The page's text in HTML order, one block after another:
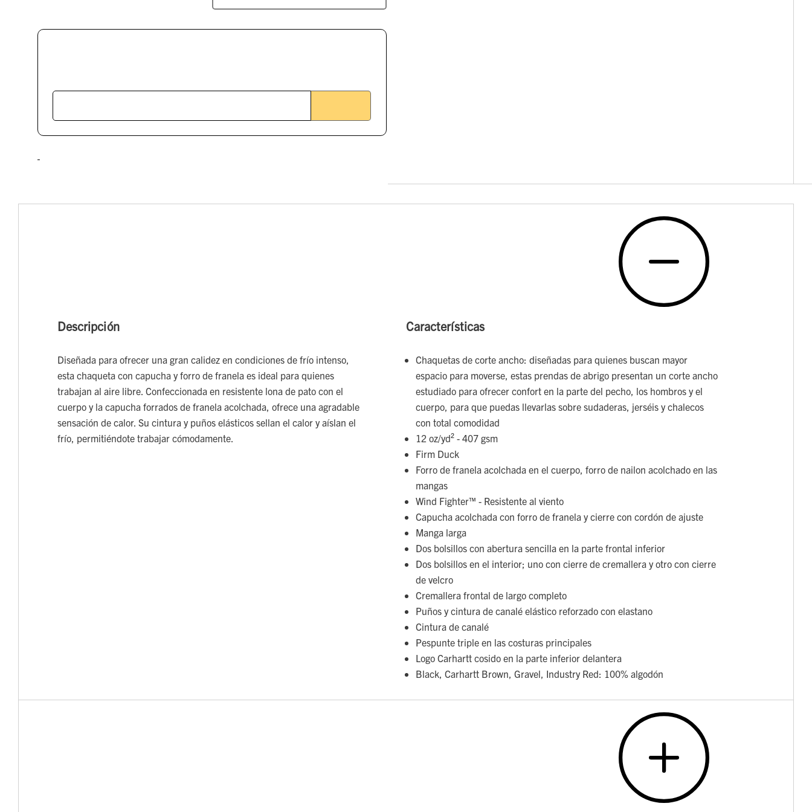
Descripción
Diseñada para ofrecer una gran calidez en condiciones de frío intenso,
esta chaqueta con capucha y forro de franela es ideal para quienes
trabajan al aire libre. Confeccionada en resistente lona de pato con el
cuerpo y la capucha forrados de franela acolchada, ofrece una agradable
sensación de calor. Su cintura y puños elásticos sellan el calor y aíslan el
frío, permitiéndote trabajar cómodamente.
Características
Chaquetas de corte ancho: diseñadas para quienes buscan mayor
espacio para moverse, estas prendas de abrigo presentan un corte ancho
estudiado para ofrecer confort en la parte del pecho, los hombros y el
cuerpo, para que puedas llevarlas sobre sudaderas, jerséis y chalecos
con total comodidad
12 oz/yd² - 407 gsm
Firm Duck
Forro de franela acolchada en el cuerpo, forro de nailon acolchado en las
mangas
Wind Fighter™ - Resistente al viento
Capucha acolchada con forro de franela y cierre con cordón de ajuste
Manga larga
Dos bolsillos con abertura sencilla en la parte frontal inferior
Dos bolsillos en el interior; uno con cierre de cremallera y otro con cierre
de velcro
Cremallera frontal de largo completo
Puños y cintura de canalé elástico reforzado con elastano
Cintura de canalé
Pespunte triple en las costuras principales
Logo Carhartt cosido en la parte inferior delantera
Black, Carhartt Brown, Gravel, Industry Red: 100% algodón